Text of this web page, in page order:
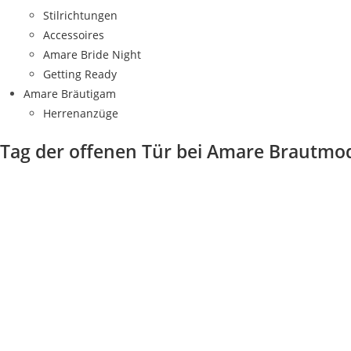
Stilrichtungen
Accessoires
Amare Bride Night
Getting Ready
Amare Bräutigam
Herrenanzüge
Tag der offenen Tür bei Amare